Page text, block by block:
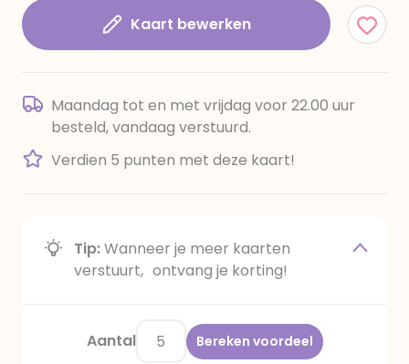
Kaart bewerken
Maandag tot en met vrijdag voor 22.00 uur
besteld, vandaag verstuurd.
Verdien 5 punten met deze kaart!
Tip:Wanneer je meer kaarten
verstuurt, ontvang je korting!
Aantal Bereken voordeel